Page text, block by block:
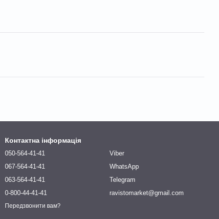
Контактна інформація
050-564-41-41
067-564-41-41
063-564-41-41
0-800-44-41-41
Передзвонити вам?
Viber
WhatsApp
Telegram
ravistomarket@gmail.com